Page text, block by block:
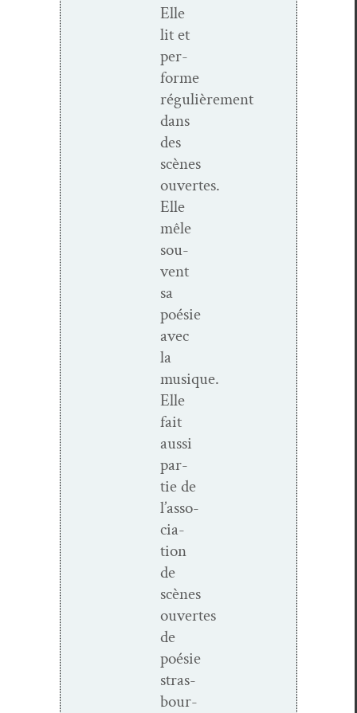
Elle
lit et
per­
forme
régulièrement
dans
des
scènes
ouvertes.
Elle
mêle
sou­
vent
sa
poésie
avec
la
musique.
Elle
fait
aus­si
par­
tie de
l’asso­
ci­a­
tion
de
scènes
ouvertes
de
poésie
stras­
bour­